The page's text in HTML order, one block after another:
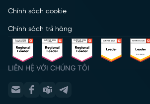
Chính sách cookie
Chính sách trả hàng
LIÊN HỆ VỚI CHÚNG TÔI